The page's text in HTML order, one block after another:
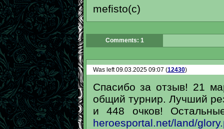
mefisto(c)
Comments: 1
Was left 09.03.2025 09:07 (12430)
Спасибо за отзыв! 21
общий турнир. Лучший
и 448 очков!
heroesportal.net/land/